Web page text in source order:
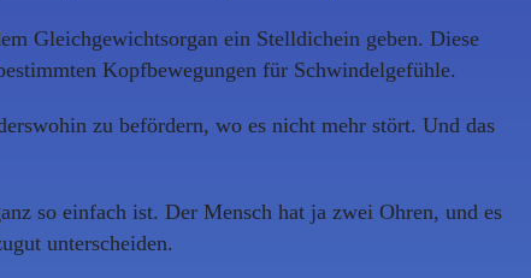
Gleichgewichtsorgan ein Stelldichein geben. Diese
Kopfbewegungen für Schwindelgefühle.
zu befördern, wo es nicht mehr stört. Und das
so einfach ist. Der Mensch hat ja zwei Ohren, und es
unterscheiden.